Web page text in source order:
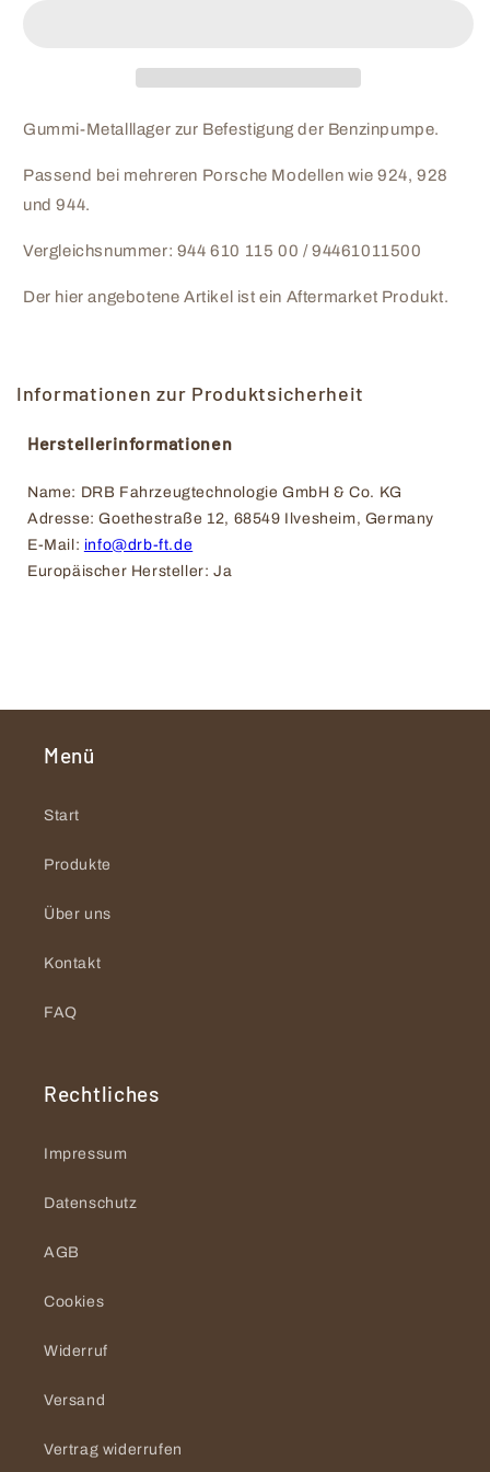
94461011500
Porsche
94461011500
Gummi-Metalllager zur Befestigung der Benzinpumpe.
Passend bei mehreren Porsche Modellen wie 924, 928
und 944.
Vergleichsnummer: 944 610 115 00 / 94461011500
Der hier angebotene Artikel ist ein Aftermarket Produkt.
Informationen zur Produktsicherheit
Herstellerinformationen
Name: DRB Fahrzeugtechnologie GmbH & Co. KG
Adresse: Goethestraße 12, 68549 Ilvesheim, Germany
E-Mail: info@drb-ft.de
Europäischer Hersteller: Ja
Menü
Start
Produkte
Über uns
Kontakt
FAQ
Rechtliches
Impressum
Datenschutz
AGB
Cookies
Widerruf
Versand
Vertrag widerrufen